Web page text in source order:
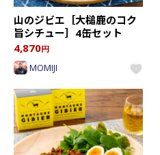
山のジビエ［大槌鹿のコク
旨シチュー］4缶セット
4,870円
MOMIJI